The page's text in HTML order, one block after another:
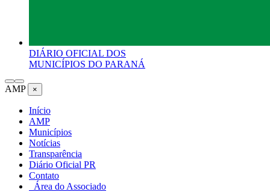
DIÁRIO OFICIAL DOS
MUNICÍPIOS DO PARANÁ
AMP ×
Início
AMP
Municípios
Notícias
Transparência
Diário Oficial PR
Contato
Área do Associado